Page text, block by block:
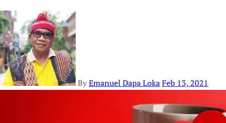
ByEmanuel Dapa LokaFeb 13, 2021